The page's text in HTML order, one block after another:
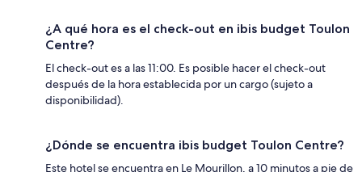
¿A qué hora es el check-out en ibis budget Toulon
Centre?
El check-out es a las 11:00. Es posible hacer el check-out
después de la hora establecida por un cargo (sujeto a
disponibilidad).
¿Dónde se encuentra ibis budget Toulon Centre?
Este hotel se encuentra en Le Mourillon, a 10 minutos a pie de